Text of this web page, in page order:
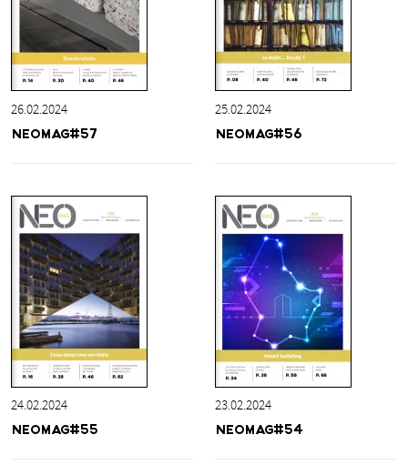
26.02.2024
NEOMAG#57
25.02.2024
NEOMAG#56
24.02.2024
NEOMAG#55
23.02.2024
NEOMAG#54